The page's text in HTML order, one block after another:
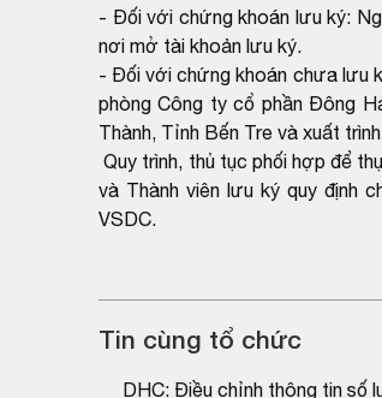
- Đối với chứng khoán lưu ký:
nơi mở tài khoản lưu ký.
- Đối với chứng khoán chưa lưu
phòng Công ty cổ phần Đông
Thành, Tỉnh Bến Tre và xuất
Quy trình, thủ tục phối hợp để
và Thành viên lưu ký quy định
VSDC.
Tin cùng tổ chức
DHC: Điều chỉnh thông tin số